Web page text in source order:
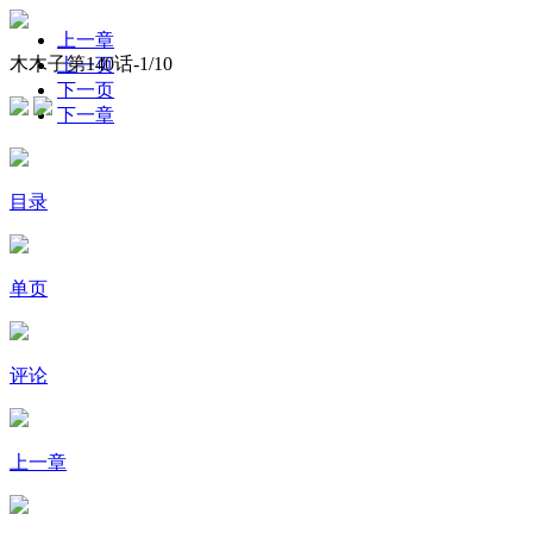
木木子第140话-1/10
上一章
上一页
下一页
下一章
目录
单页
评论
上一章